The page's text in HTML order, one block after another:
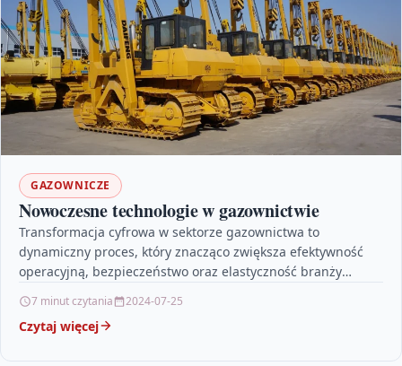
GAZOWNICZE
Nowoczesne technologie w gazownictwie
Transformacja cyfrowa w sektorze gazownictwa to
dynamiczny proces, który znacząco zwiększa efektywność
operacyjną, bezpieczeństwo oraz elastyczność branży
technologie,…
7 minut czytania 2024-07-25
Czytaj więcej